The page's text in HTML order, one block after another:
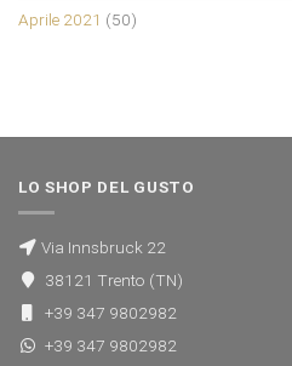
Aprile 2021 (50)
LO SHOP DEL GUSTO
Via Innsbruck 22
38121 Trento (TN)
+39 347 9802982
+39 347 9802982